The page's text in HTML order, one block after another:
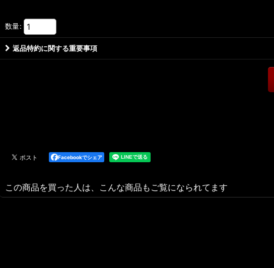
数量:
返品特約に関する重要事項
Facebookでシェア
この商品を買った人は、こんな商品もご覧になられてます